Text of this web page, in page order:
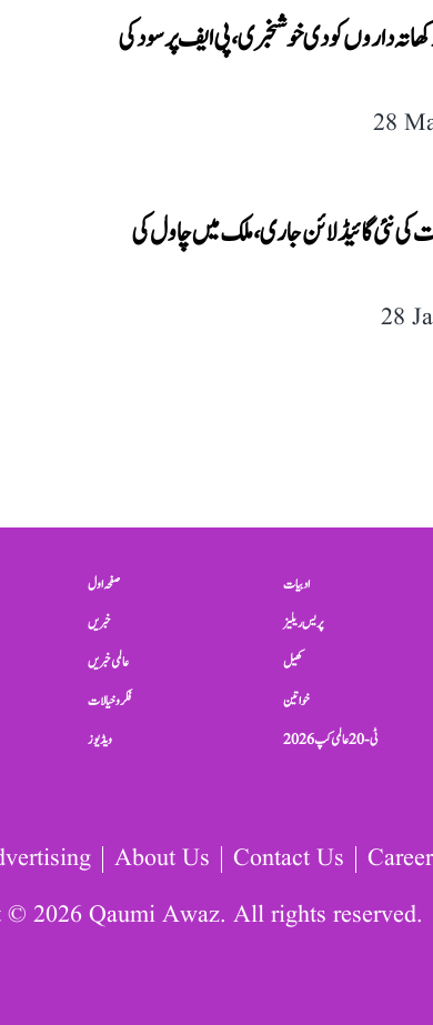
او نے 6 کروڑ کھاتہ داروں کو دی خوشخبری، پی ایف پر سود کی
28
نئی گائیڈ لائن جاری، ملک میں چاول کی
28
صفحہ اول
خبریں
عالمی خبریں
فکر و خیالات
ویڈیوز
ادبیات
پریس ریلیز
کھیل
خواتین
ٹی-20 عالمی کپ 2026
About Us Contact Us Career
2026 Qaumi Awaz. All rights reserved.